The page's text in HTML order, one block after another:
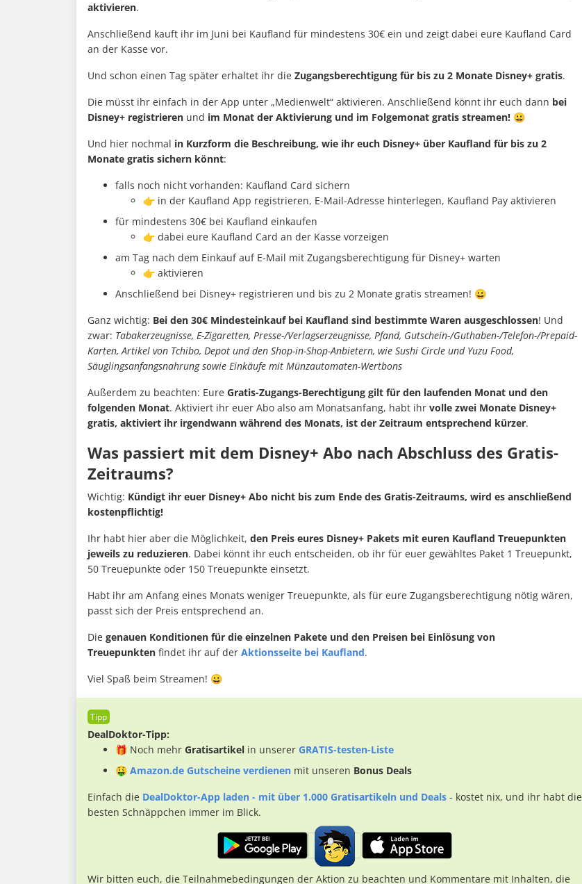
aktivieren.
Anschließend kauft ihr im Juni bei Kaufland für mindestens 30€ ein und zeigt dabei eure Kaufland Card
an der Kasse vor.
Und schon einen Tag später erhaltet ihr die Zugangsberechtigung für bis zu 2 Monate Disney+ gratis.
Die müsst ihr einfach in der App unter „Medienwelt“ aktivieren. Anschließend könnt ihr euch dann bei
Disney+ registrieren und im Monat der Aktivierung und im Folgemonat gratis streamen! 😀
Und hier nochmal in Kurzform die Beschreibung, wie ihr euch Disney+ über Kaufland für bis zu 2
Monate gratis sichern könnt:
falls noch nicht vorhanden: Kaufland Card sichern
👉 in der Kaufland App registrieren, E-Mail-Adresse hinterlegen, Kaufland Pay aktivieren
für mindestens 30€ bei Kaufland einkaufen
👉 dabei eure Kaufland Card an der Kasse vorzeigen
am Tag nach dem Einkauf auf E-Mail mit Zugangsberechtigung für Disney+ warten
👉 aktivieren
Anschließend bei Disney+ registrieren und bis zu 2 Monate gratis streamen! 😀
Ganz wichtig: Bei den 30€ Mindesteinkauf bei Kaufland sind bestimmte Waren ausgeschlossen! Und
zwar: Tabakerzeugnisse, E-Zigaretten, Presse-/Verlagserzeugnisse, Pfand, Gutschein-/Guthaben-/Telefon-/Prepaid-
Karten, Artikel von Tchibo, Depot und den Shop-in-Shop-Anbietern, wie Sushi Circle und Yuzu Food,
Säuglingsanfangsnahrung sowie Einkäufe mit Münzautomaten-Wertbons
Außerdem zu beachten: Eure Gratis-Zugangs-Berechtigung gilt für den laufenden Monat und den
folgenden Monat. Aktiviert ihr euer Abo also am Monatsanfang, habt ihr volle zwei Monate Disney+
gratis, aktiviert ihr irgendwann während des Monats, ist der Zeitraum entsprechend kürzer.
Was passiert mit dem Disney+ Abo nach Abschluss des Gratis-
Zeitraums?
Wichtig: Kündigt ihr euer Disney+ Abo nicht bis zum Ende des Gratis-Zeitraums, wird es anschließend
kostenpflichtig!
Ihr habt hier aber die Möglichkeit, den Preis eures Disney+ Pakets mit euren Kaufland Treuepunkten
jeweils zu reduzieren. Dabei könnt ihr euch entscheiden, ob ihr für euer gewähltes Paket 1 Treuepunkt,
50 Treuepunkte oder 150 Treuepunkte einsetzt.
Habt ihr am Anfang eines Monats weniger Treuepunkte, als für eure Zugangsberechtigung nötig wären,
passt sich der Preis entsprechend an.
Die genauen Konditionen für die einzelnen Pakete und den Preisen bei Einlösung von
Treuepunkten findet ihr auf der Aktionsseite bei Kaufland.
Viel Spaß beim Streamen! 😀
DealDoktor-Tipp:
🎁 Noch mehr Gratisartikel in unserer GRATIS-testen-Liste
🤑 Amazon.de Gutscheine verdienen mit unseren Bonus Deals
Einfach die DealDoktor-App laden - mit über 1.000 Gratisartikeln und Deals - kostet nix, und ihr habt die
besten Schnäppchen immer im Blick.
Wir bitten euch, die Teilnahmebedingungen der Aktion zu beachten und Kommentare mit Inhalten, die